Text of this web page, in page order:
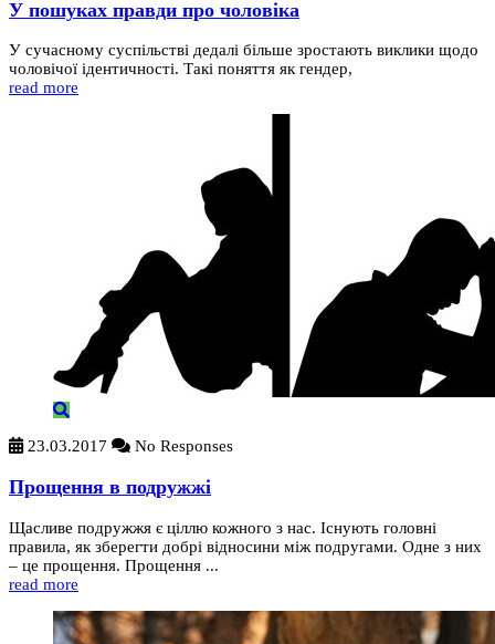
У пошуках правди про чоловіка
У сучасному суспільстві дедалі більше зростають виклики щодо
чоловічої ідентичності. Такі поняття як гендер,
read more
23.03.2017 No Responses
Прощення в подружжі
Щасливе подружжя є ціллю кожного з нас. Існують головні
правила, як зберегти добрі відносини між подругами. Одне з них
– це прощення. Прощення ...
read more